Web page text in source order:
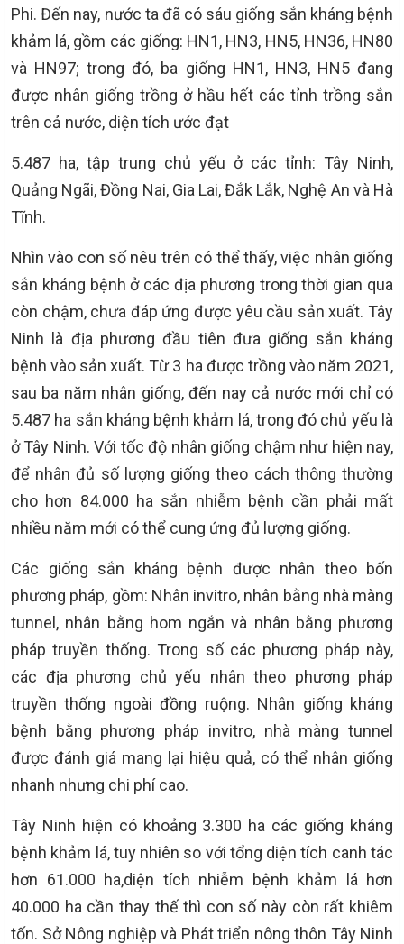
Phi. Đến nay, nước ta đã có sáu giống sắn kháng bệnh
khảm lá, gồm các giống: HN1, HN3, HN5, HN36, HN80
và HN97; trong đó, ba giống HN1, HN3, HN5 đang
được nhân giống trồng ở hầu hết các tỉnh trồng sắn
trên cả nước, diện tích ước đạt
5.487 ha, tập trung chủ yếu ở các tỉnh: Tây Ninh,
Quảng Ngãi, Đồng Nai, Gia Lai, Đắk Lắk, Nghệ An và Hà
Tĩnh.
Nhìn vào con số nêu trên có thể thấy, việc nhân giống
sắn kháng bệnh ở các địa phương trong thời gian qua
còn chậm, chưa đáp ứng được yêu cầu sản xuất. Tây
Ninh là địa phương đầu tiên đưa giống sắn kháng
bệnh vào sản xuất. Từ 3 ha được trồng vào năm 2021,
sau ba năm nhân giống, đến nay cả nước mới chỉ có
5.487 ha sắn kháng bệnh khảm lá, trong đó chủ yếu là
ở Tây Ninh. Với tốc độ nhân giống chậm như hiện nay,
để nhân đủ số lượng giống theo cách thông thường
cho hơn 84.000 ha sắn nhiễm bệnh cần phải mất
nhiều năm mới có thể cung ứng đủ lượng giống.
Các giống sắn kháng bệnh được nhân theo bốn
phương pháp, gồm: Nhân invitro, nhân bằng nhà màng
tunnel, nhân bằng hom ngắn và nhân bằng phương
pháp truyền thống. Trong số các phương pháp này,
các địa phương chủ yếu nhân theo phương pháp
truyền thống ngoài đồng ruộng. Nhân giống kháng
bệnh bằng phương pháp invitro, nhà màng tunnel
được đánh giá mang lại hiệu quả, có thể nhân giống
nhanh nhưng chi phí cao.
Tây Ninh hiện có khoảng 3.300 ha các giống kháng
bệnh khảm lá, tuy nhiên so với tổng diện tích canh tác
hơn 61.000 ha,diện tích nhiễm bệnh khảm lá hơn
40.000 ha cần thay thế thì con số này còn rất khiêm
tốn. Sở Nông nghiệp và Phát triển nông thôn Tây Ninh